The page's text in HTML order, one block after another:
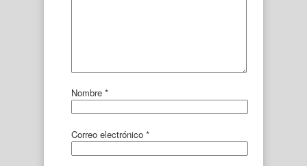
Nombre *
Correo electrónico *